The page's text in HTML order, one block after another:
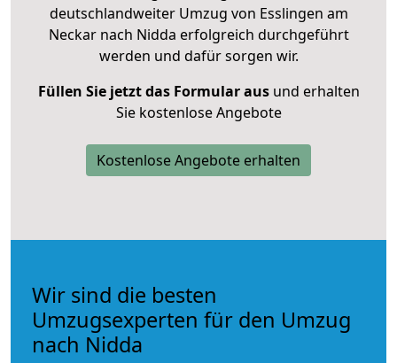
deutschlandweiter Umzug von Esslingen am
Neckar nach Nidda erfolgreich durchgeführt
werden und dafür sorgen wir.
Füllen Sie jetzt das Formular ausund erhalten
Sie kostenlose Angebote
Kostenlose Angebote erhalten
Wir sind die besten
Umzugsexperten für den Umzug
nach Nidda